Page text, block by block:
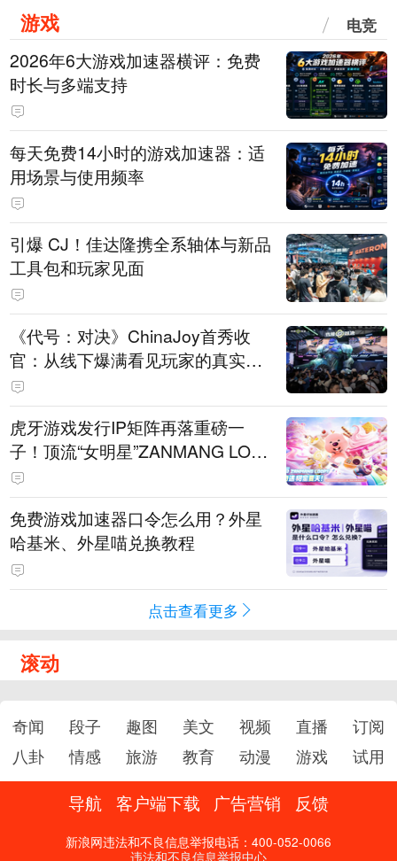
游戏 电竞
2026年6大游戏加速器横评：免费
时长与多端支持
每天免费14小时的游戏加速器：适
用场景与使用频率
引爆 CJ！佳达隆携全系轴体与新品
工具包和玩家见面
《代号：对决》ChinaJoy首秀收
官：从线下爆满看见玩家的真实期
待
虎牙游戏发行IP矩阵再落重磅一
子！顶流“女明星”ZANMANG LOO
PY 正版3D消除手游《消消奇遇》
惊喜曝光
免费游戏加速器口令怎么用？外星
哈基米、外星喵兑换教程
点击查看更多
滚动
奇闻 段子 趣图 美文 视频 直播
订阅
八卦
情感 旅游 教育 动漫 游戏 试用
导航 客户端下载 广告营销 反馈
新浪网违法和不良信息举报电话：400-052-0066
违法和不良信息举报中心